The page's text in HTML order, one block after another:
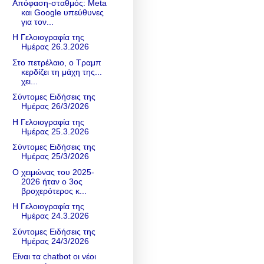
Απόφαση-σταθμός: Meta
και Google υπεύθυνες
για τον...
Η Γελοιογραφία της
Ημέρας 26.3.2026
Στο πετρέλαιο, ο Τραμπ
κερδίζει τη μάχη της...
χει...
Σύντομες Ειδήσεις της
Ημέρας 26/3/2026
Η Γελοιογραφία της
Ημέρας 25.3.2026
Σύντομες Ειδήσεις της
Ημέρας 25/3/2026
Ο χειμώνας του 2025-
2026 ήταν ο 3ος
βροχερότερος κ...
Η Γελοιογραφία της
Ημέρας 24.3.2026
Σύντομες Ειδήσεις της
Ημέρας 24/3/2026
Είναι τα chatbot οι νέοι